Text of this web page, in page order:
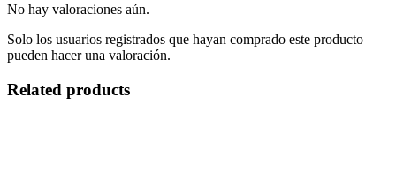
No hay valoraciones aún.
Solo los usuarios registrados que hayan comprado este producto
pueden hacer una valoración.
Related products